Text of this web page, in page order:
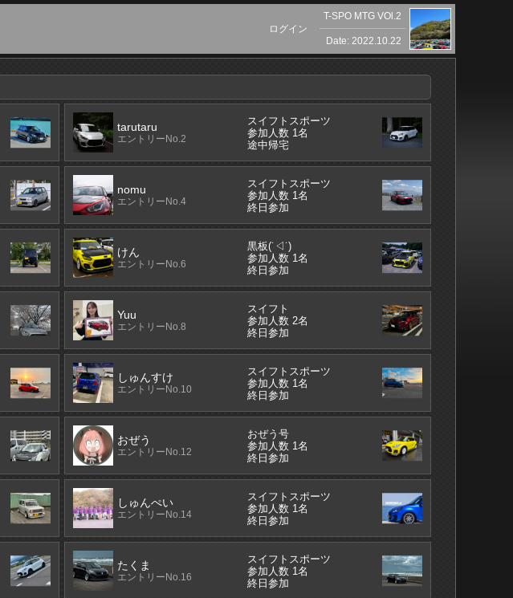
ログイン
T-SPO MTG VOl.2
Date: 2022.10.22
tarutaru
エントリーNo.2
スイフトスポーツ
参加人数 1名
途中帰宅
nomu
エントリーNo.4
スイフトスポーツ
参加人数 1名
終日参加
けん
エントリーNo.6
黒板(˙◁˙)
参加人数 1名
終日参加
Yuu
エントリーNo.8
スイフト
参加人数 2名
終日参加
しゅんすけ
エントリーNo.10
スイフトスポーツ
参加人数 1名
終日参加
おぜう
エントリーNo.12
おぜう号
参加人数 1名
終日参加
しゅんぺい
エントリーNo.14
スイフトスポーツ
参加人数 1名
終日参加
たくま
エントリーNo.16
スイフトスポーツ
参加人数 1名
終日参加